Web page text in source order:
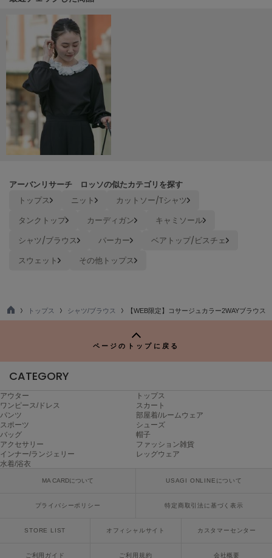
オン
Onitsuka Tiger
オニツカ タイガー
ORGUE
オルグ
PATRICK
パトリック
Philly chocolate
リーボック
SALOMON
サロモン
サンリオハウス
SESAME STREET MARKET
シャカ
アーバンリサーチ ロッソの似たカテゴリを探す
トップス ニット
カットソー/Tシャツ
タンクトップ
カーディガン
キャミソール
シャツ/ブラウス
パーカー
ベアトップ/ビスチェ
スウェット
その他トップス
TO
トップス シャツ/ブラウス 【WEB限定】コサージュカラー2WAYブラウス
ページのトップに戻る
CATEGORY
アウター
トップス
ワンピース/ドレス
スカート
パンツ
部屋着/ルームウェア
スポーツ
シューズ
バッグ
帽子
アクセサリー
ファッション雑貨
インナー/ランジェリー
レッグウェア
水着/浴衣
MA CARDについて USAGI ONLINEについて
プライバシーポリシー 特定商取引法に基づく表示
STORE LIST オフィシャルサイト カスタマーセンター
ご利用ガイド ご利用規約 会社概要